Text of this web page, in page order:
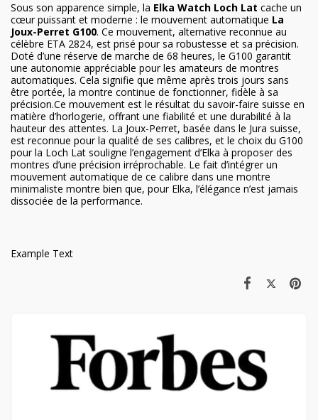
Sous son apparence simple, la Elka Watch Loch Lat cache un
cœur puissant et moderne : le mouvement automatique La
Joux-Perret G100. Ce mouvement, alternative reconnue au
célèbre ETA 2824, est prisé pour sa robustesse et sa précision.
Doté d’une réserve de marche de 68 heures, le G100 garantit
une autonomie appréciable pour les amateurs de montres
automatiques. Cela signifie que même après trois jours sans
être portée, la montre continue de fonctionner, fidèle à sa
précision.Ce mouvement est le résultat du savoir-faire suisse en
matière d’horlogerie, offrant une fiabilité et une durabilité à la
hauteur des attentes. La Joux-Perret, basée dans le Jura suisse,
est reconnue pour la qualité de ses calibres, et le choix du G100
pour la Loch Lat souligne l’engagement d’Elka à proposer des
montres d’une précision irréprochable. Le fait d’intégrer un
mouvement automatique de ce calibre dans une montre
minimaliste montre bien que, pour Elka, l’élégance n’est jamais
dissociée de la performance.
Example Text